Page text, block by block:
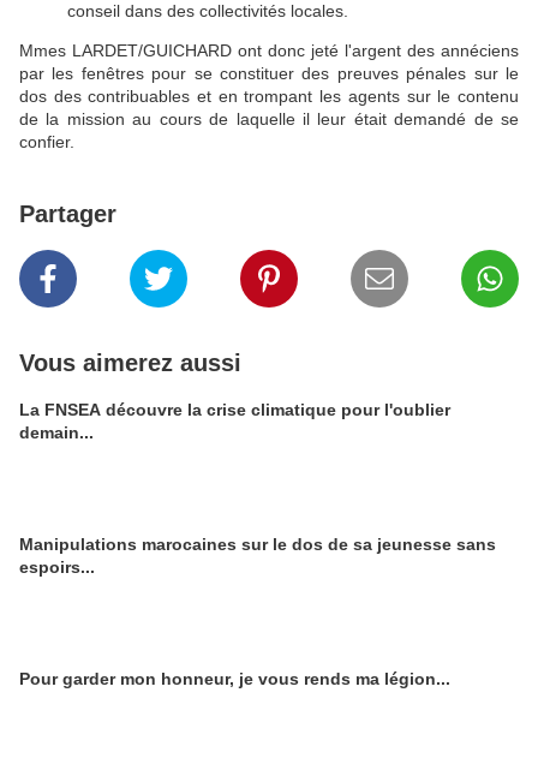
conseil dans des collectivités locales.
Mmes LARDET/GUICHARD ont donc jeté l'argent des annéciens
par les fenêtres pour se constituer des preuves pénales sur le
dos des contribuables et en trompant les agents sur le contenu
de la mission au cours de laquelle il leur était demandé de se
confier.
Partager
Vous aimerez aussi
La FNSEA découvre la crise climatique pour l'oublier
demain...
Manipulations marocaines sur le dos de sa jeunesse sans
espoirs...
Pour garder mon honneur, je vous rends ma légion...